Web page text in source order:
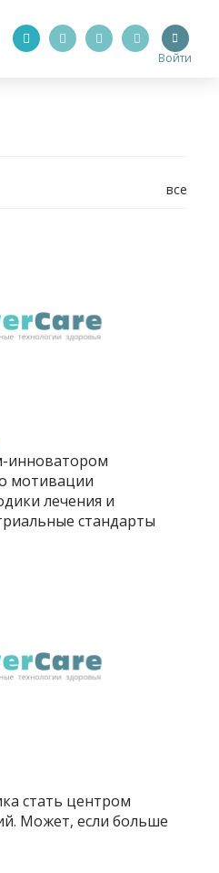
Войти
все
инноватором
мотивации
лечения и
стандарты
стать центром
Может, если больше